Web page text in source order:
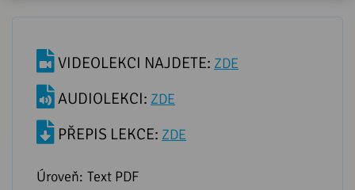
VIDEOLEKCI NAJDETE: ZDE
AUDIOLEKCI: ZDE
PŘEPIS LEKCE: ZDE
Úroveň: Text PDF